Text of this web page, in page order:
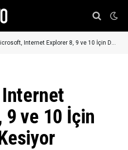
Internet Explorer 8, 9 ve 10 İçin Desteğini Kesiyor
9 ve 10 İçin